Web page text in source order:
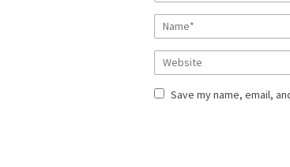
Save my name, email,